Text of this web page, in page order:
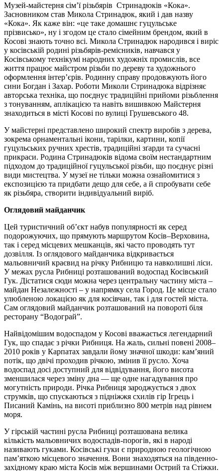
Музей-майстерня сімʼї різьбярів Стринадюків «Кока».
Засновником став Микола Стринадюк, який і дав назву
«Кока». Як каже він: «це таке домашнє гуцульське
прізвисько», ну і згодом це стало сімейним брендом, який в
Косові знають точно всі. Микола Стринадюк народився і виріс
у косівській родині різьбярів-ремісників, навчався у
Косівському технікумі народних художніх промислів, все
життя працює майстром різьби по дереву та художнього
оформлення інтер’єрів. Родинну справу продовжують його
сини Богдан і Захар. Роботи Миколи Стринадюка відрізняє
авторська техніка, що поєднує традиційні прийоми різьблення
з тонуванням, аплікацією та навіть вишивкою Майстерня
знаходиться в місті Косові по вулиці Грушевського 48.
У майстерні представлено широкий спектр виробів з дерева,
зокрема орнаментальні ікони, тарілки, картини, копії
гуцульських ручних хрестів, традиційні зґарди та сучасні
прикраси. Родина Стринадюків відома своїм нестандартним
підходом до традиційної гуцульської різьби, що поєднує різні
види мистецтва. У музеї не тільки можна ознайомитися з
експозицією та придбати дещо для себе, а й спробувати себе
як різьбяра, створити індивідуальний виріб.
Оглядовий майданчик
Цей туристичний об’єкт набув популярності як серед
подорожуючих, що прямують маршрутом Косів–Верховина,
так і серед місцевих мешканців, які часто проводять тут
дозвілля. Із оглядового майданчика відкривається
мальовничий краєвид на річку Рибницю та навколишні ліси.
У межах русла Рибниці розташований водоспад Косівський
Гук. Дістатися сюди можна через центральну частину міста –
майдан Незалежності – у напрямку села Город. Це місце стало
улюбленою локацією як для косівчан, так і для гостей міста.
Сам оглядовий майданчик розташований на повороті біля
ресторану “Водограй”.
Найвідомішим водоспадом у Косові вважається легендарний
Гук, що спадає з річки Рибниця. На жаль, сильні повені 2008–
2010 років у Карпатах завдали йому значної шкоди: кам’яний
потік, що двічі проходив річкою, змінив її русло. Хоча
водоспад досі доступний для відвідування, його висота
зменшилася через зміну дна — ще одне нагадування про
могутність природи. Річка Рибниця зароджується з двох
струмків, що спускаються з підніжжя схилів гір Ігрець і
Писаний Камінь, на висоті приблизно 800 метрів над рівнем
моря.
У гірській частині русла Рибниці розташована велика
кількість мальовничих водоспадів-порогів, які в народі
називають гуками. Косівські гуки є природною геологічною
пам’яткою місцевого значення. Вони знаходяться на південно-
західному краю міста Косів між вершинами Острий та Стіжки.